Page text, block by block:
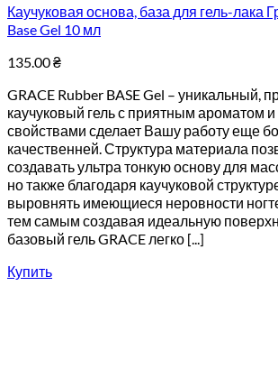
Каучуковая основа, база для гель-лака
Base Gel 10 мл
135.00₴
GRACE Rubber BASE Gel – уникальный,
каучуковый гель с приятным ароматом
свойствами сделает Вашу работу еще
качественней. Структура материала
создавать ультра тонкую основу для
но также благодаря каучуковой
выровнять имеющиеся неровности
тем самым создавая идеальную
базовый гель GRACE легко [...]
Купить